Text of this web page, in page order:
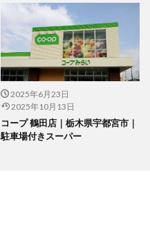
2025年6月23日
2025年10月13日
コープ 鶴田店｜栃木県宇都宮市｜
駐車場付きスーパー